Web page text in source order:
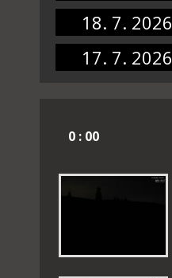
18. 7. 2026
17. 7. 2026
0 : 00